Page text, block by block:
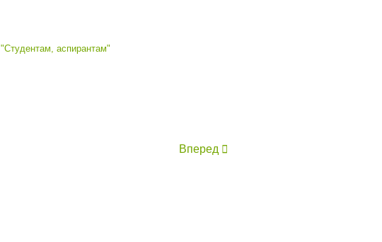
"Студентам, аспирантам"
Вперед